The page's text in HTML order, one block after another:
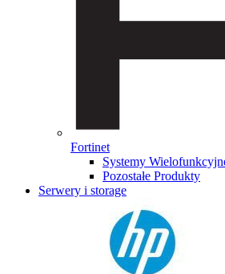
Fortinet
Systemy
Pozostałe Produkty
Serwery i storage